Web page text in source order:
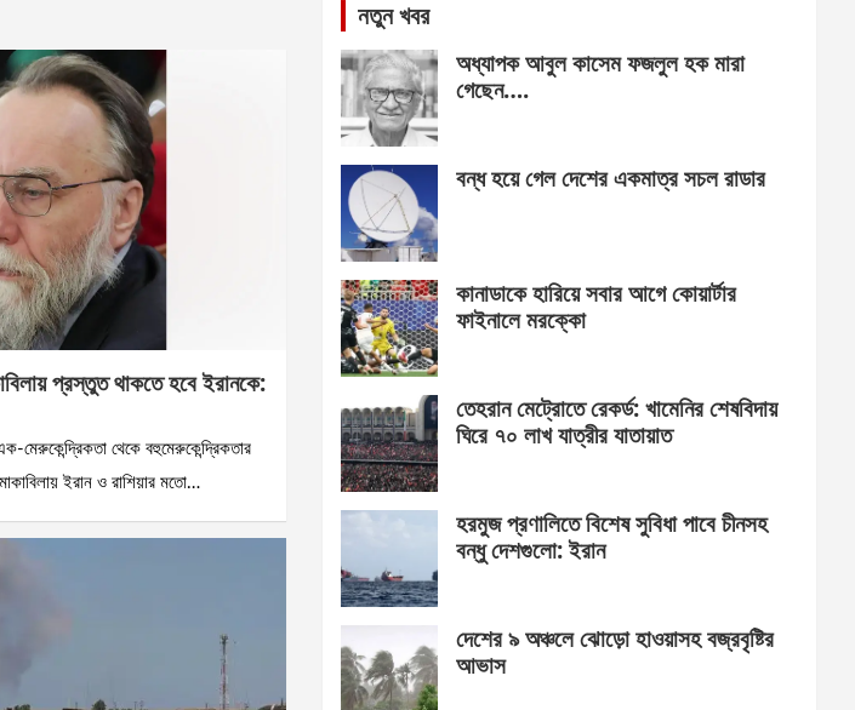
প্রস্তুত থাকতে হবে ইরানকে:
মেরুকেন্দ্রিকতা থেকে বহুমেরুকেন্দ্রিকতার
ইরান ও রাশিয়ার মতো…
নতুন খবর
অধ্যাপক আবুল কাসেম ফজলুল হক মারা
গেছেন….
বন্ধ হয়ে গেল দেশের একমাত্র সচল রাডার
কানাডাকে হারিয়ে সবার আগে কোয়ার্টার
ফাইনালে মরক্কো
তেহরান মেট্রোতে রেকর্ড: খামেনির শেষবিদায়
ঘিরে ৭০ লাখ যাত্রীর যাতায়াত
হরমুজ প্রণালিতে বিশেষ সুবিধা পাবে চীনসহ
বন্ধু দেশগুলো: ইরান
দেশের ৯ অঞ্চলে ঝোড়ো হাওয়াসহ বজ্রবৃষ্টির
আভাস